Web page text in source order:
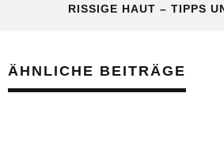
RISSIGE HAUT – TIPPS
ÄHNLICHE BEITRÄGE